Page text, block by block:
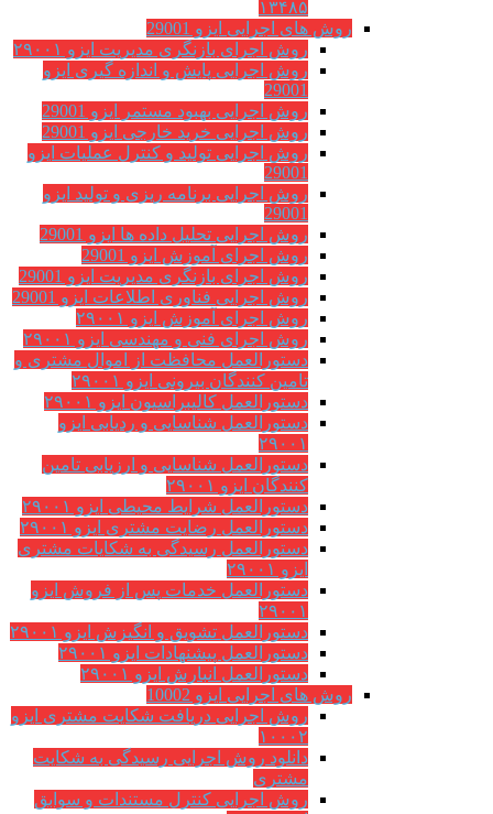
۱۳۴۸۵
روش های اجرایی ایزو 29001
روش اجرای بازنگری مدیریت ایزو ۲۹۰۰۱
روش اجرایی پایش و اندازه گیری ایزو
29001
روش اجرایی بهبود مستمر ایزو 29001
روش اجرایی خرید خارجی ایزو 29001
روش اجرایی تولید و کنترل عملیات ایزو
29001
روش اجرایی برنامه ریزی و تولید ایزو
29001
روش اجرایی تحلیل داده ها ایزو 29001
روش اجرای آموزش ایزو 29001
روش اجرای بازنگری مدیریت ایزو 29001
روش اجرایی فناوری اطلاعات ایزو 29001
روش اجرای آموزش ایزو ۲۹۰۰۱
روش اجرای فنی و مهندسی ایزو ۲۹۰۰۱
دستورالعمل محافظت از اموال مشتری و
تامین کنندگان بیرونی ایزو ۲۹۰۰۱
دستورالعمل کالیبراسیون ایزو ۲۹۰۰۱
دستورالعمل شناسایی و ردیابی ایزو
۲۹۰۰۱
دستورالعمل شناسایی و ارزیابی تامین
کنندگان ایزو ۲۹۰۰۱
دستورالعمل شرایط محیطی ایزو ۲۹۰۰۱
دستورالعمل رضایت مشتری ایزو ۲۹۰۰۱
دستورالعمل رسیدگی به شکایات مشتری
ایزو ۲۹۰۰۱
دستورالعمل خدمات پس از فروش ایزو
۲۹۰۰۱
دستورالعمل تشویق و انگیزش ایزو ۲۹۰۰۱
دستورالعمل پیشنهادات ایزو ۲۹۰۰۱
دستورالعمل انبارش ایزو ۲۹۰۰۱
روش های اجرایی ایزو 10002
روش اجرایی دریافت شکایت مشتری ایزو
۱۰۰۰۲
دانلود روش اجرایی رسیدگی به شکایت
مشتری
روش اجرایی کنترل مستندات و سوابق